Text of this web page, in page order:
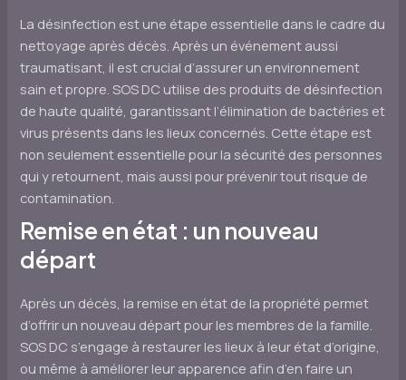
La désinfection est une étape essentielle dans le cadre du
nettoyage après décès. Après un événement aussi
traumatisant, il est crucial d’assurer un environnement
sain et propre. SOS DC utilise des produits de désinfection
de haute qualité, garantissant l’élimination de bactéries et
virus présents dans les lieux concernés. Cette étape est
non seulement essentielle pour la sécurité des personnes
qui y retournent, mais aussi pour prévenir tout risque de
contamination.
Remise en état : un nouveau
départ
Après un décès, la remise en état de la propriété permet
d’offrir un nouveau départ pour les membres de la famille.
SOS DC s’engage à restaurer les lieux à leur état d’origine,
ou même à améliorer leur apparence afin d’en faire un